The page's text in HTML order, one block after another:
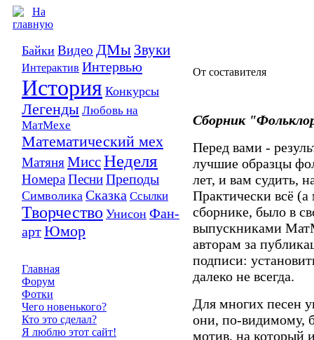
Байки Видео ДМы Звуки
Интерактив Интервью
История Конкурсы
Легенды Любовь на
МатМехе
Математический мех
МатяняМиссНеделя
НомераПесниПреподы
Символика Сказка Ссылки
Творчество Унисон Фан-
артЮмор
Главная
Форум
Фотки
Чего новенького?
Кто это сделал?
Я люблю этот сайт!
От составителя
Сборник
Перед вами -
лучшие образцы
лет, и вам судить,
Практически всё
сборнике, было в
выпускниками
авторам за
подписи:
далеко не всегда.
Для многих песен
они, по-видимому,
мотив, на который